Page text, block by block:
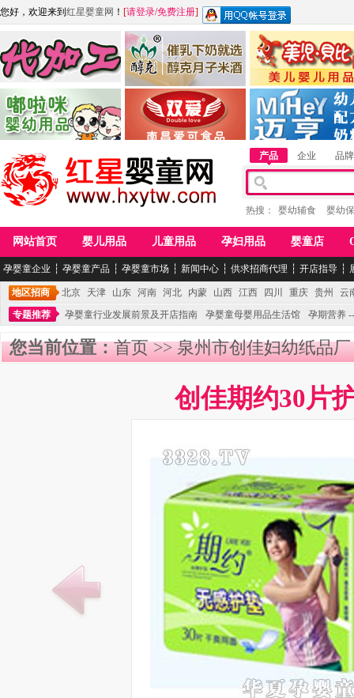
您好，欢迎来到 红星婴童网 ！ [请登录/免费注册]
江西麦嘟嘟食品有限公司
青岛嘟啦咪婴幼儿用品公司
江西醇之客月子米酒 惠州市美儿婴儿用品
湖南迈亨母婴用品有限
产品 企业 品牌
热搜： 婴幼辅食 婴幼
网站首页 婴儿用品 儿童用品 孕妇用品 婴童店
孕婴童企业 ┆ 孕婴童产品 ┆ 孕婴童市场 ┆ 新闻中心 ┆ 供求招商代理 ┆ 开店指导 ┆
地区招商 北京 天津 山东 河南 河北 内蒙 山西 江西 四川 重庆 贵州
云
专题推荐
孕婴童行业发展前景及开店指南 孕婴童母婴用品生活馆 孕期营养
您当前位置：首页>>泉州市创佳妇幼纸品厂
创佳期约30片